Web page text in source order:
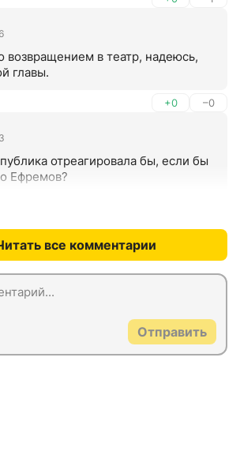
возвращением в театр, надеюсь,
главы.
+0 –0
отреагировала бы, если бы
Ефремов?
все комментарии
Отправить